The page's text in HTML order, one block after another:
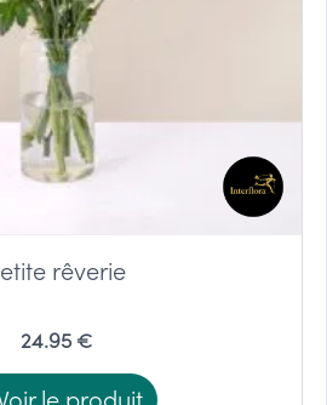
rêverie
24.95 €